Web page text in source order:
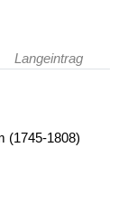
Langeintrag
(1745-1808)